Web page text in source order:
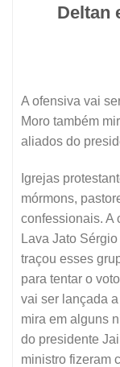
Deltan
A ofensiva vai
Moro também
aliados do
Igrejas
mórmons,
confessionais. A
Lava Jato
traçou esses
para tentar o
vai ser lançada
mira em alguns
do presidente
ministro fizeram